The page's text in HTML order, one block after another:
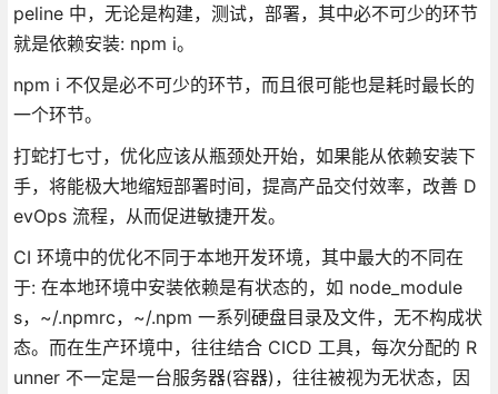
peline 中，无论是构建，测试，部署，其中必不可少的环节
就是依赖安装: npm i。
npm i 不仅是必不可少的环节，而且很可能也是耗时最长的
一个环节。
打蛇打七寸，优化应该从瓶颈处开始，如果能从依赖安装下
手，将能极大地缩短部署时间，提高产品交付效率，改善 D
evOps 流程，从而促进敏捷开发。
CI 环境中的优化不同于本地开发环境，其中最大的不同在
于: 在本地环境中安装依赖是有状态的，如 node_module
s，~/.npmrc，~/.npm 一系列硬盘目录及文件，无不构成状
态。而在生产环境中，往往结合 CICD 工具，每次分配的 R
unner 不一定是一台服务器(容器)，往往被视为无状态，因